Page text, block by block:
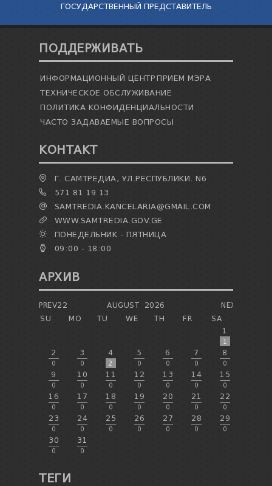
ГОСУДАРСТВЕННЫЙ ПРЕДСТАВИТЕЛЬ
ПОДДЕРЖИВАТЬ
ИНФОРМАЦИОННЫЙ ЦЕНТРПРИЕМ МЭРА
ТЕХНИЧЕСКОЕ ОБСЛУЖИВАНИЕ
ПОЛИТИКА КОНФИДЕНЦИАЛЬНОСТИ
ЧАСТО ЗАДАВАЕМЫЕ ВОПРОСЫ
КОНТАКТ
Г. САМТРЕДИА, УЛ.РЕСПУБЛИКИ. N6
571 81 19 13
SAMTREDIA.KANCELARIA@GMAIL.COM
WWW.SAMTREDIA.GOV.GE
ПОНЕДЕЛЬНИК - ПЯТНИЦА
09:00 - 18:00
АРХИВ
PREV22 NEXT
AUGUST
2026
SU
MO TU WE TH FR
SA
1
1
2
0
3
0
4
2
5
0
6
0
7
0
8
0
9
0
10
0
11
0
12
0
13
0
14
0
15
0
16
0
17
0
18
0
19
0
20
0
21
0
22
0
23
0
24
0
25
0
26
0
27
0
28
0
29
0
30
0
31
0
ТЕГИ